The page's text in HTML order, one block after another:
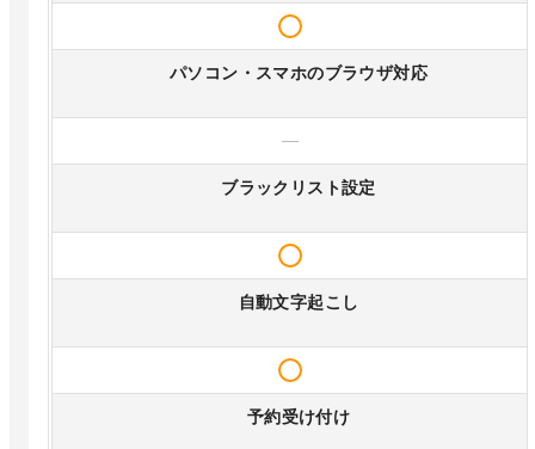
パソコン・スマホのブラウザ対応
—
ブラックリスト設定
自動文字起こし
予約受け付け